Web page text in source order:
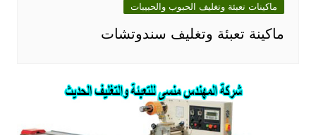
ماكينات تعبئة وتغليف الحبوب والحبيبات
ماكينة تعبئة وتغليف سندوتشات